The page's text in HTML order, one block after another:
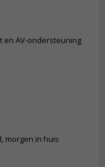
en AV-ondersteuning
morgen in huis